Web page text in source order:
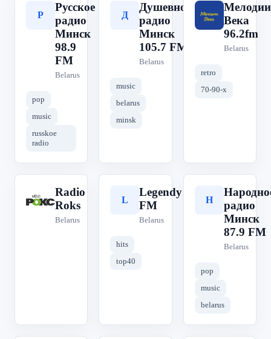
Р
Русское
радио
Минск
98.9
FM
Belarus
pop
music
russkoe
radio
Д
Душевное
радио
Минск
105.7 FM
Belarus
music
belarus
minsk
М
Мелодии
Века
96.2fm
Belarus
retro
70-90-х
R
Radio
Roks
Belarus
L
Legendy
FM
Belarus
hits
top40
Н
радио
Минск
87.9 FM
Belarus
pop
music
belarus